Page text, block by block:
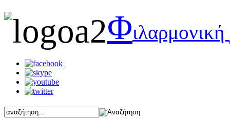
Φιλαρμονική